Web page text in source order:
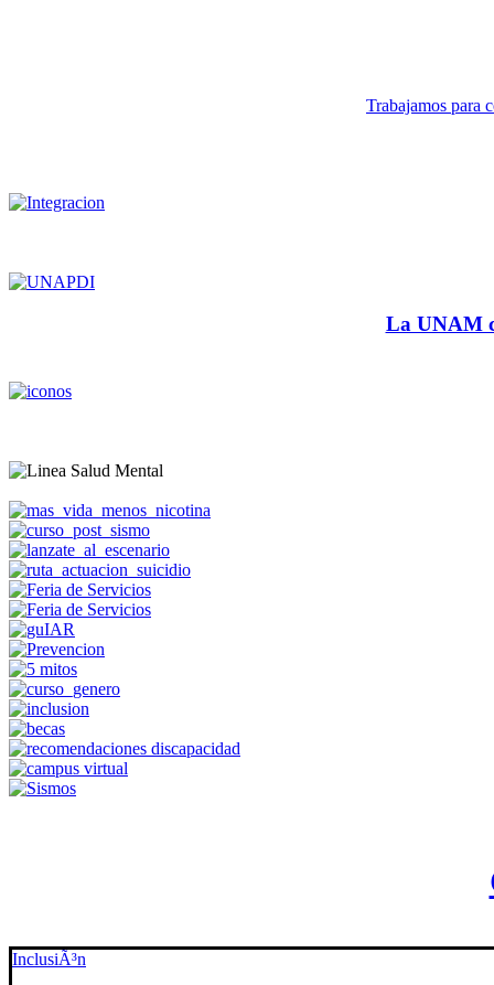
Trabajamos para
La UNAM
InclusiÃ³n